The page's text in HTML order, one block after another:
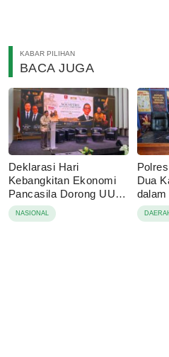
KABAR PILIHAN
BACA JUGA
Deklarasi Hari
Kebangkitan Ekonomi
Pancasila Dorong UU
Perekonomian Nasional
NASIONAL
Dua